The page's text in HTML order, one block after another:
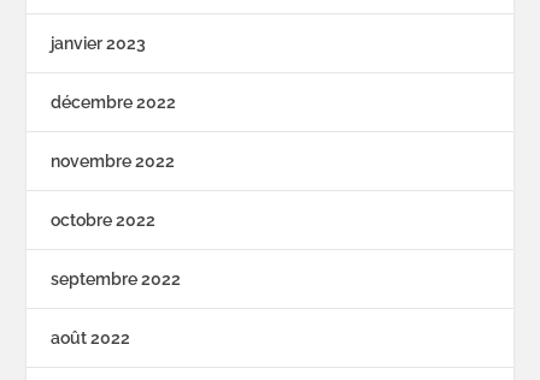
janvier 2023
décembre 2022
novembre 2022
octobre 2022
septembre 2022
août 2022